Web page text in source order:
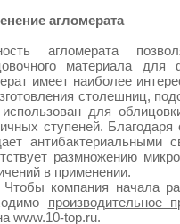
агломерата
агломерата
материала
имеет наиболее
столешниц,
для
ступеней.
антибактериальными
размножению
в применении.
компания начала
производительное
www.10-top.ru.